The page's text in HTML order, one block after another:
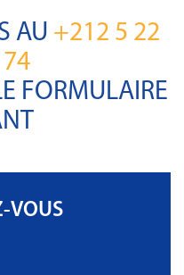
AU +212 5 22
FORMULAIRE
VOUS